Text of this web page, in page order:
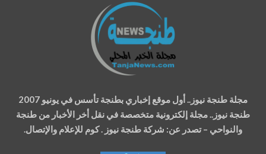
مجلة طنجة نيوز.. أول موقع إخباري بطنجة تأسس في يونيو 2007
طنجة نيوز.. مجلة إلكترونية متخصصة في نقل أخر الأخبار من طنجة
والنواحي – تصدر عن: شركة طنجة نيوز . كوم للإعلام والإتصال.